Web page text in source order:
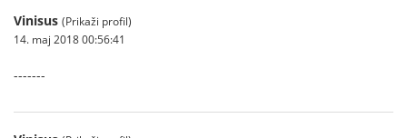
Vinisus (Prikaži profil)
14. maj 2018 00:56:41
-------